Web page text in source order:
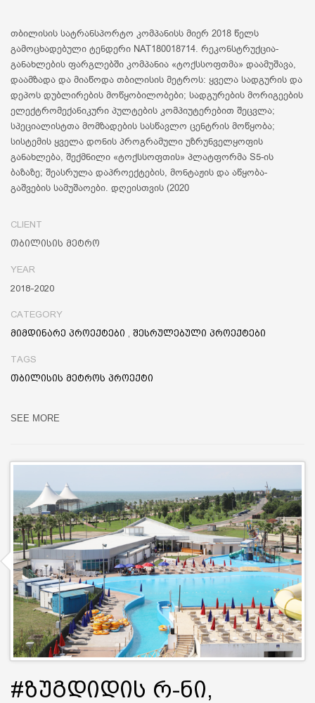
თბილისის სატრანსპორტო კომპანისს მიერ 2018 წელს
გამოცხადებული ტენდერი NAT180018714. რეკონსტრუქცია-
განახლების ფარგლებში კომპანია «ტოქსსოფთმა» დაამუშავა,
დაამზადა და მიაწოდა თბილისის მეტროს: ყველა სადგურის და
დეპოს დუბლირების მოწყობილობები; სადგურების მორიგეების
ელექტრომექანიკური პულტების კომპიუტერებით შეცვლა;
სპეციალისტთა მომზადების სასწავლო ცენტრის მოწყობა;
სისტემის ყველა დონის პროგრამული უზრუნველყოფის
განახლება, შექმნილი «ტოქსსოფთის» პლატფორმა S5-ის
ბაზაზე; შეასრულა დაპროექტების, მონტაჟის და აწყობა-
გაშვების სამუშაოები. დღეისთვის (2020
CLIENT
თბილისის მეტრო
YEAR
2018-2020
CATEGORY
მიმდინარე პროექტები , შესრულებული პროექტები
TAGS
თბილისის მეტროს პროექტი
SEE MORE
#ზუგდიდის რ-ნი,